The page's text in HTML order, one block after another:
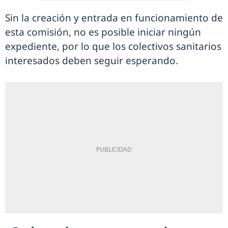
Sin la creación y entrada en funcionamiento de
esta comisión, no es posible iniciar ningún
expediente, por lo que los colectivos sanitarios
interesados deben seguir esperando.